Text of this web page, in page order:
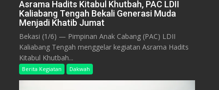
Asrama Hadits Kitabul Khutbah, PAC LDII
Kaliabang Tengah Bekali Generasi Muda
Menjadi Khatib Jumat
Bekasi (1/6) — Pimpinan Anak Cabang (PAC) LDII
Kaliabang Tengah menggelar kegiatan Asrama Hadits
Kitabul Khutbah...
Berita Kegiatan Dakwah